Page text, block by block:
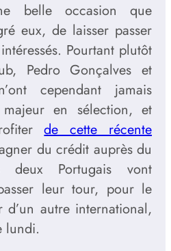
belle occasion que
eux, de laisser passer
Pourtant plutôt
Pedro Gonçalves et
cependant jamais
en sélection, et
de cette récente
du crédit auprès du
deux Portugais vont
leur tour, pour le
autre international,
lundi.